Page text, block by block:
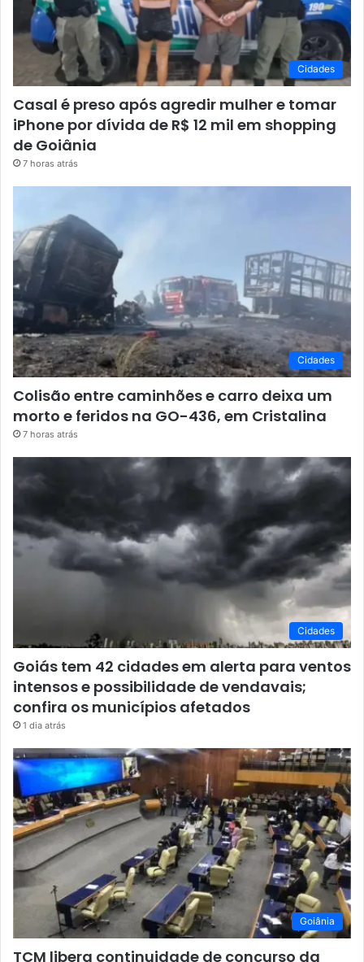
Cidades
Casal é preso após agredir mulher e tomar
iPhone por dívida de R$ 12 mil em shopping
de Goiânia
7 horas atrás
Cidades
Colisão entre caminhões e carro deixa um
morto e feridos na GO-436, em Cristalina
7 horas atrás
Cidades
Goiás tem 42 cidades em alerta para ventos
intensos e possibilidade de vendavais;
confira os municípios afetados
1 dia atrás
Goiânia
TCM libera continuidade de concurso da